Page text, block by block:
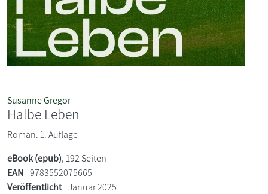
Susanne Gregor
Halbe Leben
Roman. 1. Auflage
eBook (epub), 192 Seiten
EAN 9783552075665
Veröffentlicht Januar 2025